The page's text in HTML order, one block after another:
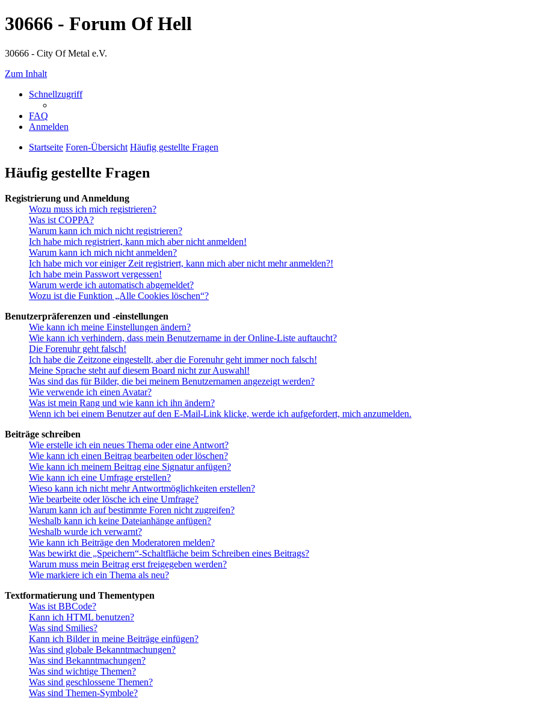
30666 - Forum Of Hell
30666 - City Of Metal e.V.
Zum Inhalt
Schnellzugriff
FAQ
Anmelden
Startseite Foren-Übersicht Häufig gestellte Fragen
Häufig gestellte Fragen
Registrierung und Anmeldung
Wozu muss ich mich registrieren?
Was ist COPPA?
Warum kann ich mich nicht registrieren?
Ich habe mich registriert, kann mich aber nicht anmelden!
Warum kann ich mich nicht anmelden?
Ich habe mich vor einiger Zeit registriert, kann mich aber nicht mehr anmelden?!
Ich habe mein Passwort vergessen!
Warum werde ich automatisch abgemeldet?
Wozu ist die Funktion „Alle Cookies löschen“?
Benutzerpräferenzen und -einstellungen
Wie kann ich meine Einstellungen ändern?
Wie kann ich verhindern, dass mein Benutzername in der Online-Liste auftaucht?
Die Forenuhr geht falsch!
Ich habe die Zeitzone eingestellt, aber die Forenuhr geht immer noch falsch!
Meine Sprache steht auf diesem Board nicht zur Auswahl!
Was sind das für Bilder, die bei meinem Benutzernamen angezeigt werden?
Wie verwende ich einen Avatar?
Was ist mein Rang und wie kann ich ihn ändern?
Wenn ich bei einem Benutzer auf den E-Mail-Link klicke, werde ich aufgefordert, mich anzumelden.
Beiträge schreiben
Wie erstelle ich ein neues Thema oder eine Antwort?
Wie kann ich einen Beitrag bearbeiten oder löschen?
Wie kann ich meinem Beitrag eine Signatur anfügen?
Wie kann ich eine Umfrage erstellen?
Wieso kann ich nicht mehr Antwortmöglichkeiten erstellen?
Wie bearbeite oder lösche ich eine Umfrage?
Warum kann ich auf bestimmte Foren nicht zugreifen?
Weshalb kann ich keine Dateianhänge anfügen?
Weshalb wurde ich verwarnt?
Wie kann ich Beiträge den Moderatoren melden?
Was bewirkt die „Speichern“-Schaltfläche beim Schreiben eines Beitrags?
Warum muss mein Beitrag erst freigegeben werden?
Wie markiere ich ein Thema als neu?
Textformatierung und Thementypen
Was ist BBCode?
Kann ich HTML benutzen?
Was sind Smilies?
Kann ich Bilder in meine Beiträge einfügen?
Was sind globale Bekanntmachungen?
Was sind Bekanntmachungen?
Was sind wichtige Themen?
Was sind geschlossene Themen?
Was sind Themen-Symbole?